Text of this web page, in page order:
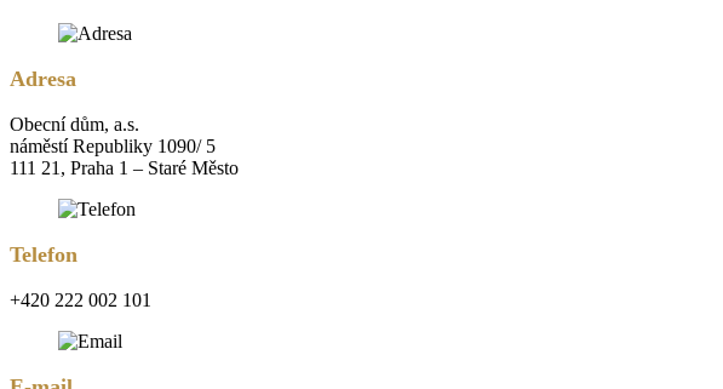
Adresa
Obecní dům, a.s.
náměstí Republiky 1090/ 5
111 21, Praha 1 – Staré Město
Telefon
+420 222 002 101